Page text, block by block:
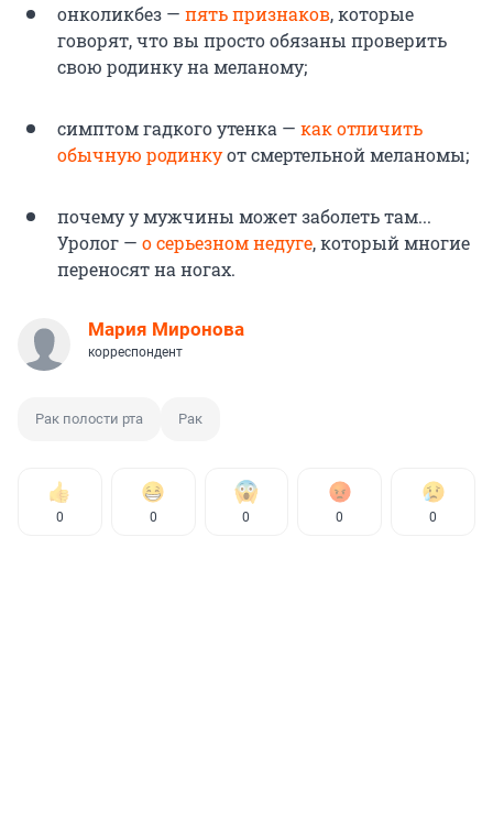
онколикбез — пять признаков, которые
говорят, что вы просто обязаны проверить
свою родинку на меланому;
симптом гадкого утенка — как отличить
обычную родинкуот смертельной меланомы;
почему у мужчины может заболеть там...
Уролог — о серьезном недуге, который многие
переносят на ногах.
Мария Миронова
корреспондент
Рак полости рта Рак
0 0 0 0 0